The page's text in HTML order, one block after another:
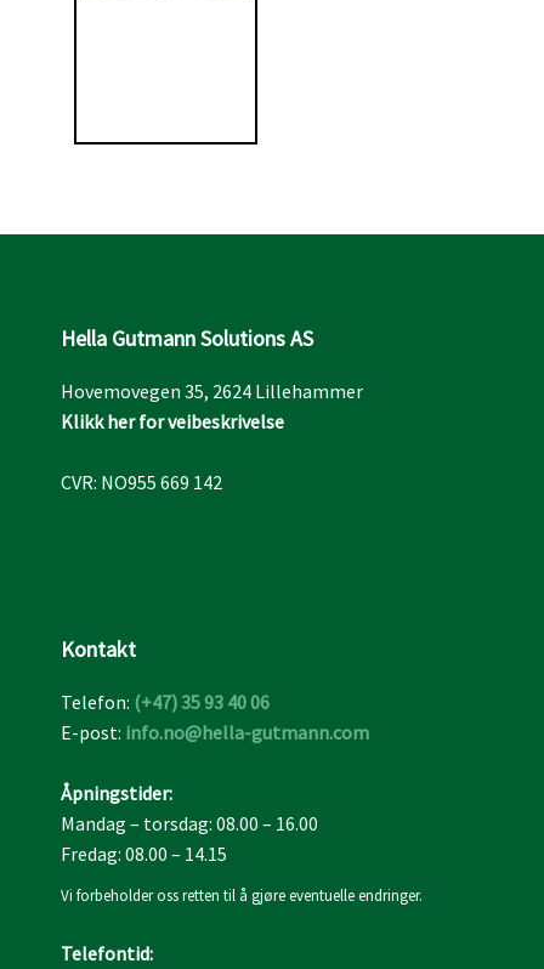
Hella Gutmann Solutions AS
Hovemovegen 35, 2624 Lillehammer​
Klikk her for veibeskrivelse
CVR​: NO955 669 142
Kontakt
Telefon: (+47) 35 93 40 06
E-post: info.no@hella-gutmann.com
Åpningstider:
Mandag – torsdag: 08.00 – 16.00
Fredag: 08.00 – 14.15
Vi forbeholder oss retten til å gjøre eventuelle endringer.
Telefontid​: